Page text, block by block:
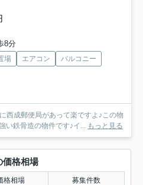
8分
場 エアコン
バルコニー
西成郵便局があって楽ですよ♪この物
い鉄骨造の物件です♪イ...
もっと見る
価格相場
格相場 募集件数